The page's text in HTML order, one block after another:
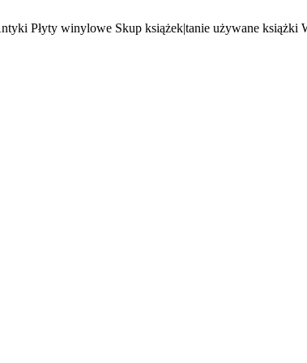
Płyty winylowe Skup książek|tanie używane książki